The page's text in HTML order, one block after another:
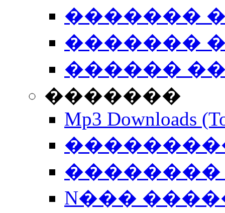
�������
�������
������
�������
Mp3 Downloads
��������
N���